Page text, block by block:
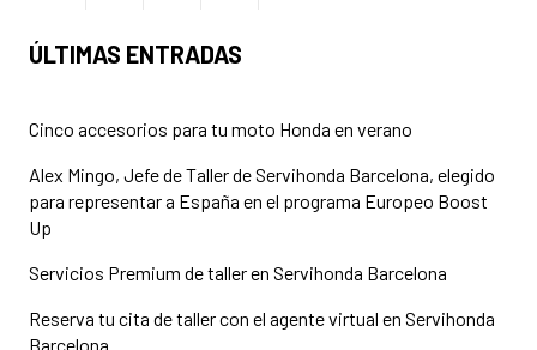
ÚLTIMAS ENTRADAS
Cinco accesorios para tu moto Honda en verano
Alex Mingo, Jefe de Taller de Servihonda Barcelona, elegido
para representar a España en el programa Europeo Boost
Up
Servicios Premium de taller en Servihonda Barcelona
Reserva tu cita de taller con el agente virtual en Servihonda
Barcelona